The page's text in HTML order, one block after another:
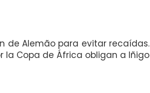
de Alemão para evitar recaídas.
la Copa de África obligan a Iñigo